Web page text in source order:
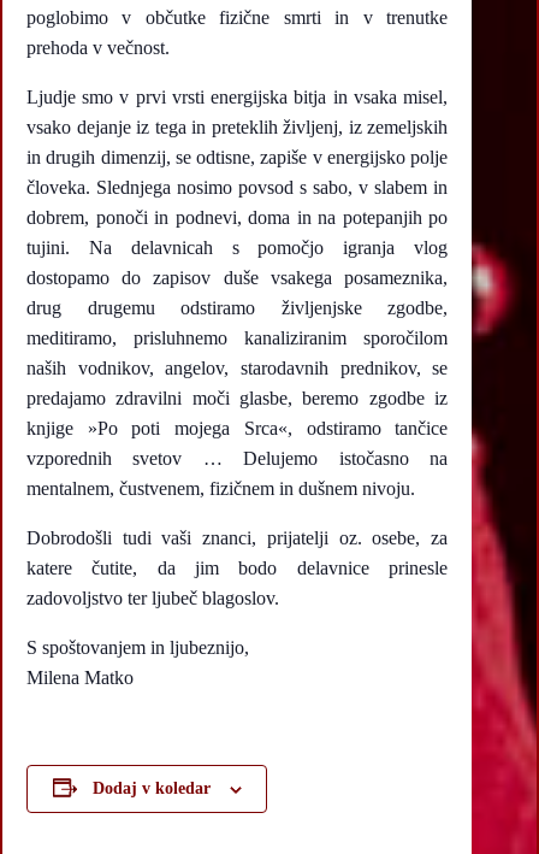
poglobimo v občutke fizične smrti in v trenutke
prehoda v večnost.
Ljudje smo v prvi vrsti energijska bitja in vsaka misel,
vsako dejanje iz tega in preteklih življenj, iz zemeljskih
in drugih dimenzij, se odtisne, zapiše v energijsko polje
človeka. Slednjega nosimo povsod s sabo, v slabem in
dobrem, ponoči in podnevi, doma in na potepanjih po
tujini. Na delavnicah s pomočjo igranja vlog
dostopamo do zapisov duše vsakega posameznika,
drug drugemu odstiramo življenjske zgodbe,
meditiramo, prisluhnemo kanaliziranim sporočilom
naših vodnikov, angelov, starodavnih prednikov, se
predajamo zdravilni moči glasbe, beremo zgodbe iz
knjige »Po poti mojega Srca«, odstiramo tančice
vzporednih svetov … Delujemo istočasno na
mentalnem, čustvenem, fizičnem in dušnem nivoju.
Dobrodošli tudi vaši znanci, prijatelji oz. osebe, za
katere čutite, da jim bodo delavnice prinesle
zadovoljstvo ter ljubeč blagoslov.
S spoštovanjem in ljubeznijo,
Milena Matko
Dodaj v koledar